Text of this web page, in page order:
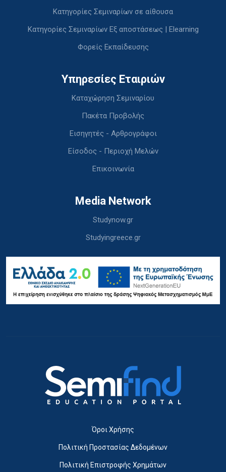
Κατηγορίες Σεμιναρίων σε αίθουσα
Κατηγορίες Σεμιναρίων Εξ αποστάσεως | Elearning
Φορείς Εκπαίδευσης
Υπηρεσίες Εταιριών
Καταχώρηση Σεμιναρίου
Πακέτα Προβολής
Εισηγητές - Αρθρογράφοι
Είσοδος - Περιοχή Μελών
Επικοινωνία
Media Network
Studynow.gr
Studyingreece.gr
Όροι Χρήσης
Πολιτική Προστασίας Δεδομένων
Πολιτική Επιστροφής Χρημάτων